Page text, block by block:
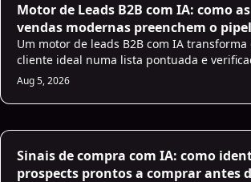
Motor de Leads B2B com IA: como
vendas modernas preenchem o
Um motor de leads B2B com IA
cliente ideal numa lista pontuada e
contactos. O que funciona em 2026 e um
para começar.
Aug 5, 2026
Sinais de compra com IA: como
prospects prontos a comprar antes